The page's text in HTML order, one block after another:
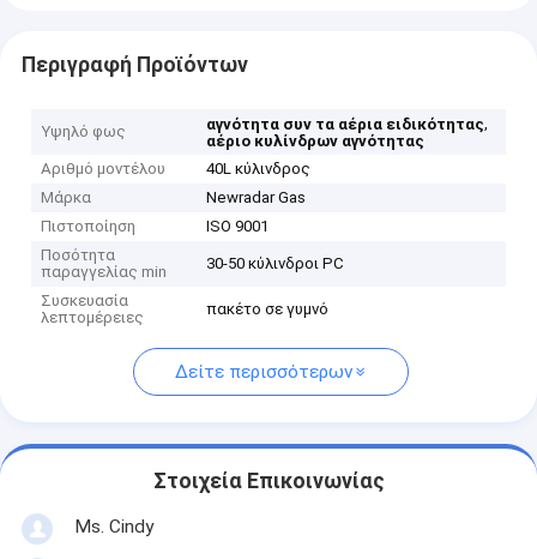
Περιγραφή Προϊόντων
Υψηλό φως αγνότητα συν τα αέρια ειδικότητας,
αέριο κυλίνδρων αγνότητας
Αριθμό μοντέλου
40L κύλινδρος
Μάρκα
Newradar Gas
Πιστοποίηση
ISO 9001
Ποσότητα
παραγγελίας min
30-50 κύλινδροι PC
Συσκευασία
λεπτομέρειες
πακέτο σε γυμνό
Δείτε περισσότερων
Στοιχεία Επικοινωνίας
Ms. Cindy